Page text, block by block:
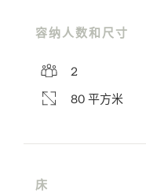
容纳人数和尺寸
2
80 平方米
床